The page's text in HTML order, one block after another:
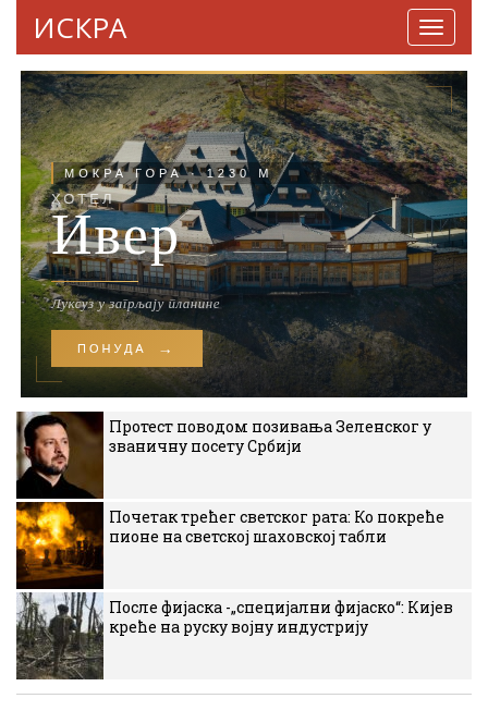
ИСКРА
Протест поводом позивања Зеленског у
званичну посету Србији
Почетак трећег светског рата: Ко покреће
пионе на светској шаховској табли
После фијаска -„специјални фијаско“: Кијев
креће на руску војну индустрију